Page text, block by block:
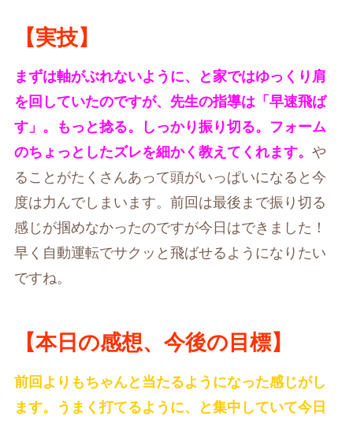
【実技】
まずは軸がぶれないように、と家ではゆっくり肩
を回していたのですが、先生の指導は「早速飛ば
す」。もっと捻る。しっかり振り切る。フォーム
のちょっとしたズレを細かく教えてくれます。 や
ることがたくさんあって頭がいっぱいになると今
度は力んでしまいます。前回は最後まで振り切る
感じが掴めなかったのですが今日はできました！
早く自動運転でサクッと飛ばせるようになりたい
ですね。
【本日の感想、今後の目標】
前回よりもちゃんと当たるようになった感じがし
ます。うまく打てるように、と集中していて今日